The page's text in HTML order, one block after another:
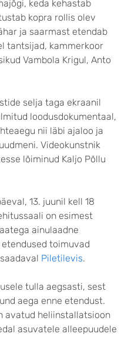
keda kehastab
kopra rollis olev
ja saarmast etendab
tantsijad, kammerkoor
Vambola Krigul, Anto
selja taga ekraanil
loodusdokumentaal,
nii läbi ajaloo ja
Videokunstnik
lõiminud Kaljo Põllu
13. juunil kell 18
on esimest
ainulaadne
toimuvad
Piletilevis.
tulla aegsasti, sest
aega enne etendust.
avatud heliinstallatsioon
asuvatele alleepuudele